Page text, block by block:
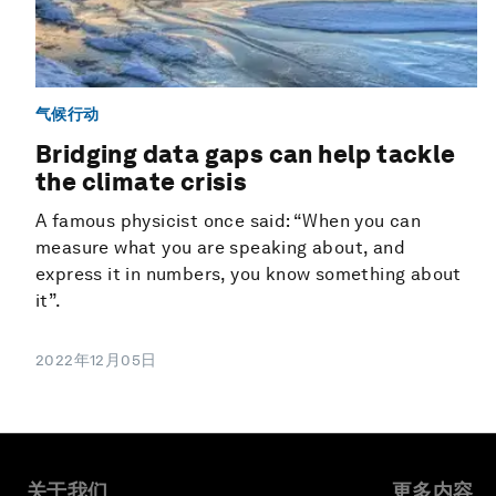
气候行动
Bridging data gaps can help tackle
the climate crisis
A famous physicist once said: “When you can
measure what you are speaking about, and
express it in numbers, you know something about
it”.
2022年12月05日
关于我们 更多内容